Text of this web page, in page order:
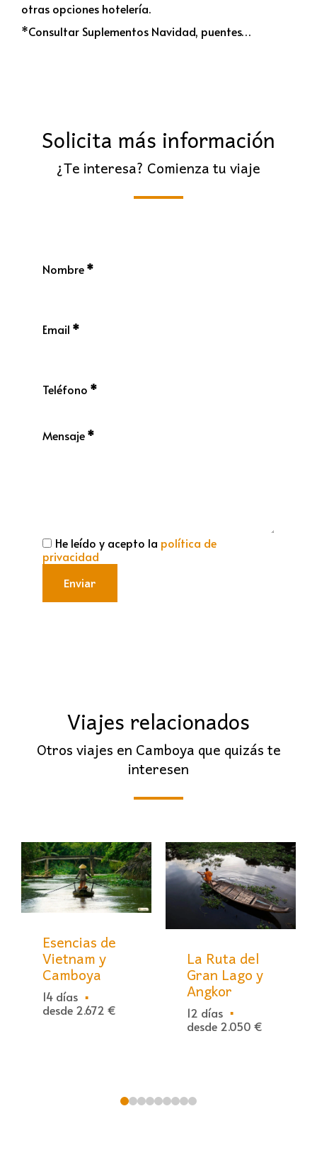
otras opciones hotelería.
*Consultar Suplementos Navidad, puentes…
Solicita más información
¿Te interesa? Comienza tu viaje
Nombre*
Email *
Teléfono *
Mensaje*
He leído y acepto la política de
privacidad
Enviar
Viajes relacionados
Otros viajes en Camboya que quizás te
interesen
Esencias de
Vietnam y
Camboya
14 días
desde 2.672 €
La Ruta del
Gran Lago y
Angkor
12 días
desde 2.050 €